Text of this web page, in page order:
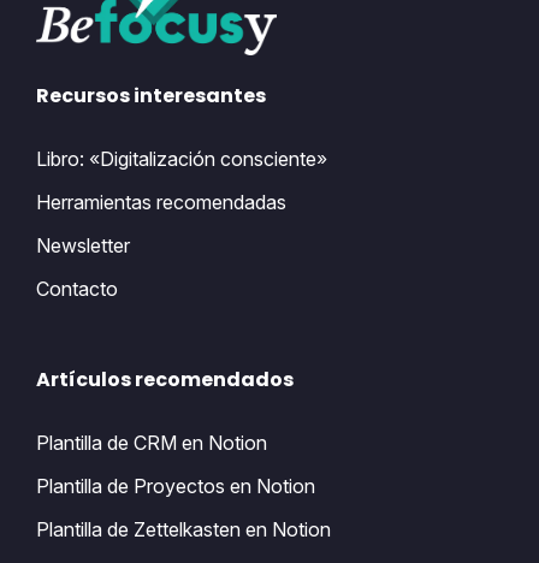
Recursos interesantes
Libro: «Digitalización consciente»
Herramientas recomendadas
Newsletter
Contacto
Artículos recomendados
Plantilla de CRM en Notion
Plantilla de Proyectos en Notion
Plantilla de Zettelkasten en Notion